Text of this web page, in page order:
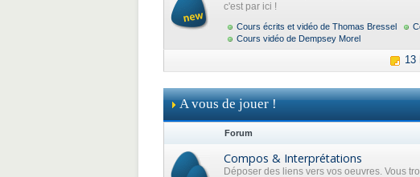
c'est par ici !
Cours écrits et vidéo de Thomas Bressel
Cours vidéo de Dempsey Morel
13
A vous de jouer !
Forum
Compos & Interprétations
Déposer des liens vers vos oeuvres. Vous